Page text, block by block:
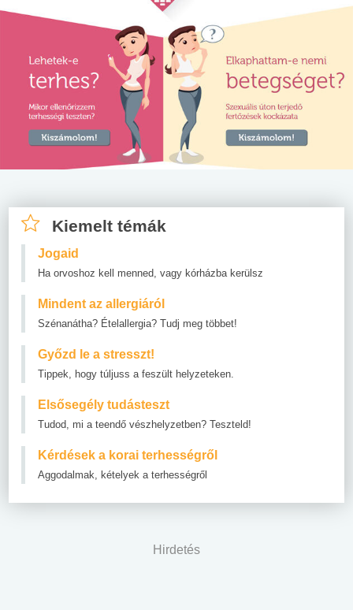
Kiemelt témák
Jogaid
Ha orvoshoz kell menned, vagy kórházba kerülsz
Mindent az allergiáról
Szénanátha? Ételallergia? Tudj meg többet!
Győzd le a stresszt!
Tippek, hogy túljuss a feszült helyzeteken.
Elsősegély tudásteszt
Tudod, mi a teendő vészhelyzetben? Teszteld!
Kérdések a korai terhességről
Aggodalmak, kételyek a terhességről
Hirdetés